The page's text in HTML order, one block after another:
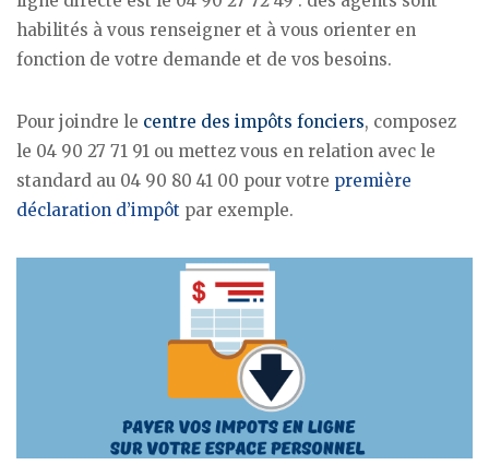
habilités à vous renseigner et à vous orienter en
fonction de votre demande et de vos besoins.
Pour joindre le centre des impôts fonciers, composez
le 04 90 27 71 91 ou mettez vous en relation avec le
standard au 04 90 80 41 00 pour votre première
déclaration d’impôt par exemple.